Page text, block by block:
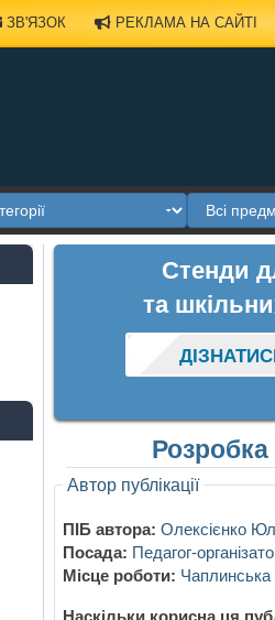
ЗВ'ЯЗОК РЕКЛАМА НА САЙТІ
Стенди
та
Автор публікації
ПІБ автора: Олексієнко
Посада: Педагог-
Місце роботи: Чаплинська
Наскільки корисна ця